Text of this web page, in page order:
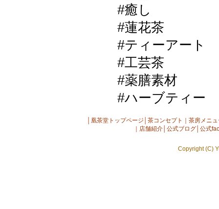
#癒し
#蓮花茶
#ティーアート
#工芸茶
#薬膳素材
#ハーブティー
凰茶堂トップページ 茶コンセプト ｜ 茶房メニ
｜ 店舗紹介 公式ブログ 公式
Copyright (C)